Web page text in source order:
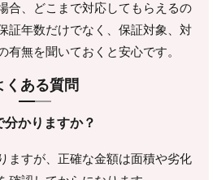
合、どこまで対応してもらえるの
証年数だけでなく、保証対象、対
有無を聞いておくと安心です。
くある質問
かりますか？
ますが、正確な金額は面積や劣化